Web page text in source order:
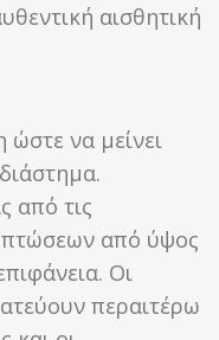
αισθητική
ώστε να μείνει
από τις
πτώσεων από ύψος
Οι
περαιτέρω